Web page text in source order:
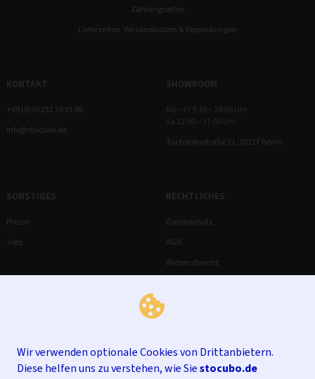
Wir verwenden optionale Cookies von Drittanbietern.
Diese helfen uns zu verstehen, wie Siestocubo.de
Zahlungsarten
Lieferzeiten, Versandkosten & Verpackungen
KONTAKT
+49 (0)30 232 56 01 80
info@stocubo.de
SHOWROOM
Mo – Fr 9:30 – 18:00 Uhr
Sa 12:00 – 17:00 Uhr
Tucholskystraße 31, 10117 Berlin
SONSTIGES
Presse
Jobs
RECHTLICHES
Datenschutz
AGB
Widerrufsrecht